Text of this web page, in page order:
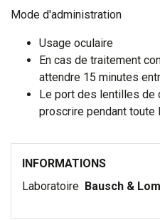
Mode d'administration
Usage oculaire
En cas de traitement
attendre 15 minutes
Le port des lentilles de
proscrire pendant toute
INFORMATIONS
Laboratoire Bausch &